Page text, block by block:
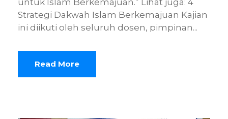
Strategi Dakwah Islam Berkemajuan Kajian
ini diikuti oleh seluruh dosen, pimpinan...
Read More